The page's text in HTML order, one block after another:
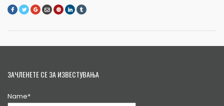
ЗАЧЛЕНЕТЕ СЕ ЗА ИЗВЕСТУВАЊА
Name*